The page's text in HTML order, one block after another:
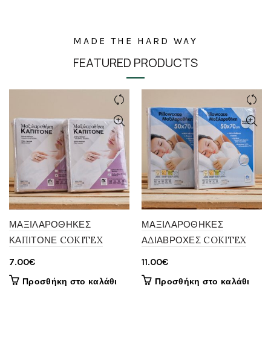
MADE THE HARD WAY
FEATURED PRODUCTS
ΜΑΞΙΛΑΡΟΘΗΚΕΣ
ΚΑΠΙΤΟΝΕ COKITEX
7.00€
Προσθήκη στο καλάθι
ΜΑΞΙΛΑΡΟΘΗΚΕΣ
ΑΔΙΑΒΡΟΧΕΣ COKITEX
11.00€
Προσθήκη στο καλάθι